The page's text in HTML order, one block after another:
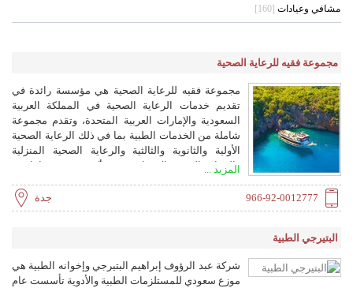
مشافي وعيادات [160]
مجموعة فقيه للرعاية الصحية
مجموعة فقيه للرعاية الصحية هي مؤسسة رائدة في
تقديم خدمات الرعاية الصحية في المملكة العربية
السعودية والإمارات العربية المتحدة، وتقدم مجموعة
شاملة من الخدمات الطبية بما في ذلك الرعاية الصحية
الأولية والثانوية والثالثية والرعاية الصحية المنزلية
والرعاية الصحية الافتراضية. مع أكثر من 48 عامًا من
والمراكز الطبية، وتلتزم بالتميز الأكاديمي من خلال
كليتها الطبية وبرامج الإقامة.
المزيد ...
966-92-0012777 جدة
البتيرجي الطبية
شركة عبد الرؤوف إبراهيم البتيرجي وإخوانه الطبية هي
موزع سعودي للمستلزمات الطبية والأدوية تأسست عام